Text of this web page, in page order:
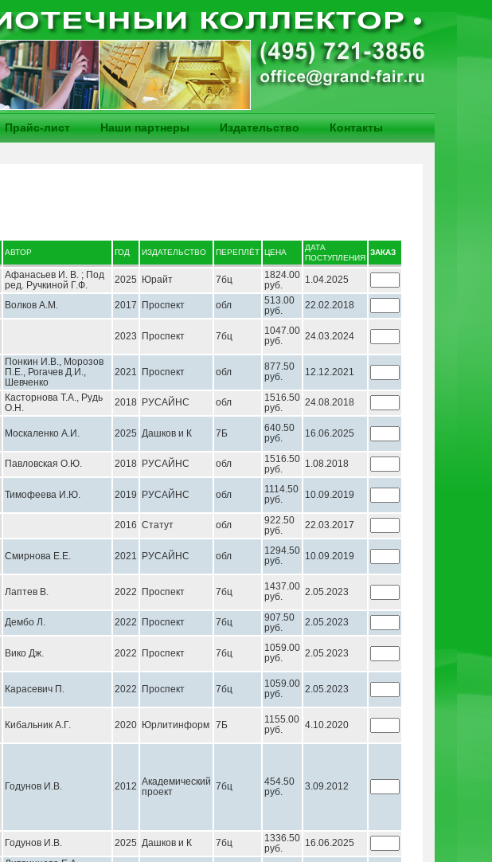
Прайс-лист Наши партнеры Издательство Контакты
АВТОР ГОД ИЗДАТЕЛЬСТВО ПЕРЕПЛЁТ ЦЕНА
ДАТА
ПОСТУПЛЕНИЯ
ЗАКАЗ
Афанасьев И. В. ; Под
ред. Ручкиной Г.Ф.
2025 Юрайт 7бц
1824.00
руб.
1.04.2025
Волков А.М. 2017 Проспект обл
513.00
руб.
22.02.2018
2023 Проспект 7бц
1047.00
руб.
24.03.2024
Понкин И.В., Морозов
П.Е., Рогачев Д.И.,
Шевченко
2021 Проспект обл
877.50
руб.
12.12.2021
Касторнова Т.А., Рудь
О.Н.
2018 РУСАЙНС обл
1516.50
руб.
24.08.2018
Москаленко А.И. 2025 Дашков и К 7Б
640.50
руб.
16.06.2025
Павловская О.Ю. 2018 РУСАЙНС обл
1516.50
руб.
1.08.2018
Тимофеева И.Ю. 2019 РУСАЙНС обл
1114.50
руб.
10.09.2019
2016 Статут обл
922.50
руб.
22.03.2017
Смирнова Е.Е. 2021 РУСАЙНС обл
1294.50
руб.
10.09.2019
Лаптев В. 2022 Проспект 7бц
1437.00
руб.
2.05.2023
Дембо Л. 2022 Проспект 7бц
907.50
руб.
2.05.2023
Вико Дж. 2022 Проспект 7бц
1059.00
руб.
2.05.2023
Карасевич П. 2022 Проспект 7бц
1059.00
руб.
2.05.2023
Кибальник А.Г. 2020 Юрлитинформ 7Б
1155.00
руб.
4.10.2020
Годунов И.В. 2012 Академический
проект
7бц
454.50
руб.
3.09.2012
Годунов И.В. 2025 Дашков и К 7бц
1336.50
руб.
16.06.2025